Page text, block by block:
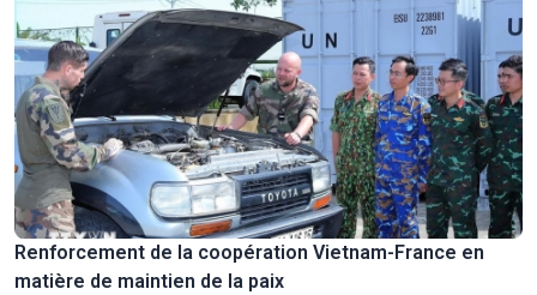
Renforcement de la coopération Vietnam-France en
matière de maintien de la paix